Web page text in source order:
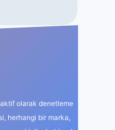
olarak denetleme
herhangi bir marka,